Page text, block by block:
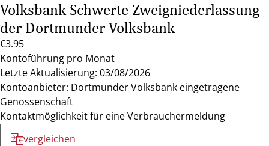
Volksbank Schwerte Zweigniederlassung
der Dortmunder Volksbank
€3.95
Kontoführung pro Monat
Letzte Aktualisierung: 03/08/2026
Kontoanbieter: Dortmunder Volksbank eingetragene
Genossenschaft
Kontaktmöglichkeit für eine Verbrauchermeldung
vergleichen